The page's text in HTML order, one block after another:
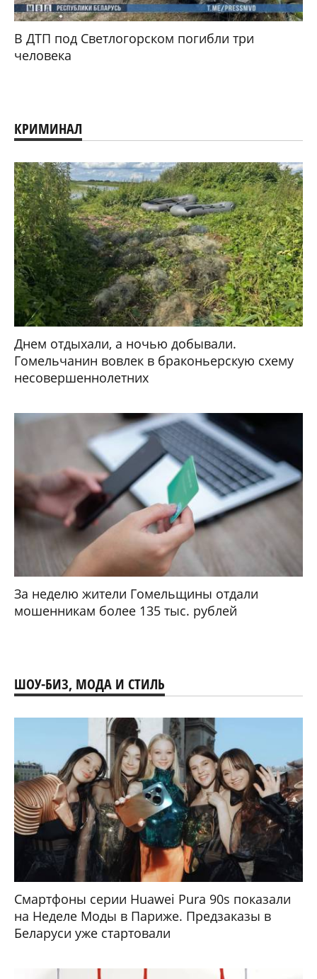
В ДТП под Светлогорском погибли три
человека
КРИМИНАЛ
Днем отдыхали, а ночью добывали.
Гомельчанин вовлек в браконьерскую схему
несовершеннолетних
За неделю жители Гомельщины отдали
мошенникам более 135 тыс. рублей
ШОУ-БИЗ, МОДА И СТИЛЬ
Смартфоны серии Huawei Pura 90s показали
на Неделе Моды в Париже. Предзаказы в
Беларуси уже стартовали